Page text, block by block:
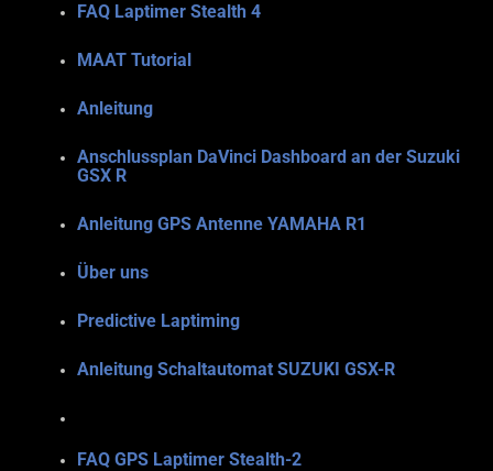
FAQ Laptimer Stealth 4
MAAT Tutorial
Anleitung
Anschlussplan DaVinci Dashboard an der Suzuki
GSX R
Anleitung GPS Antenne YAMAHA R1
Über uns
Predictive Laptiming
Anleitung Schaltautomat SUZUKI GSX-R
FAQ GPS Laptimer Stealth-2